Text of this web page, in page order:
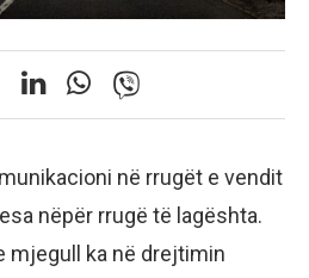
në rrugët e vendit
nëpër rrugë të lagështa.
mjegull ka në drejtimin